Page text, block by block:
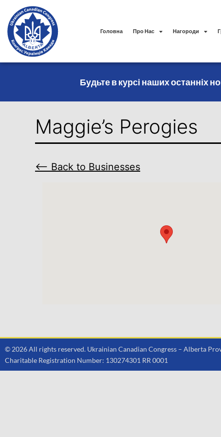
Головна Про Нас Нагороди
Будьте в курсі наших останніх
Maggie’s Perogies
⟵ Back to Businesses
© 2026 All rights reserved. Ukrainian Canadian Congress – Alberta
Charitable Registration Number: 130274301 RR 0001